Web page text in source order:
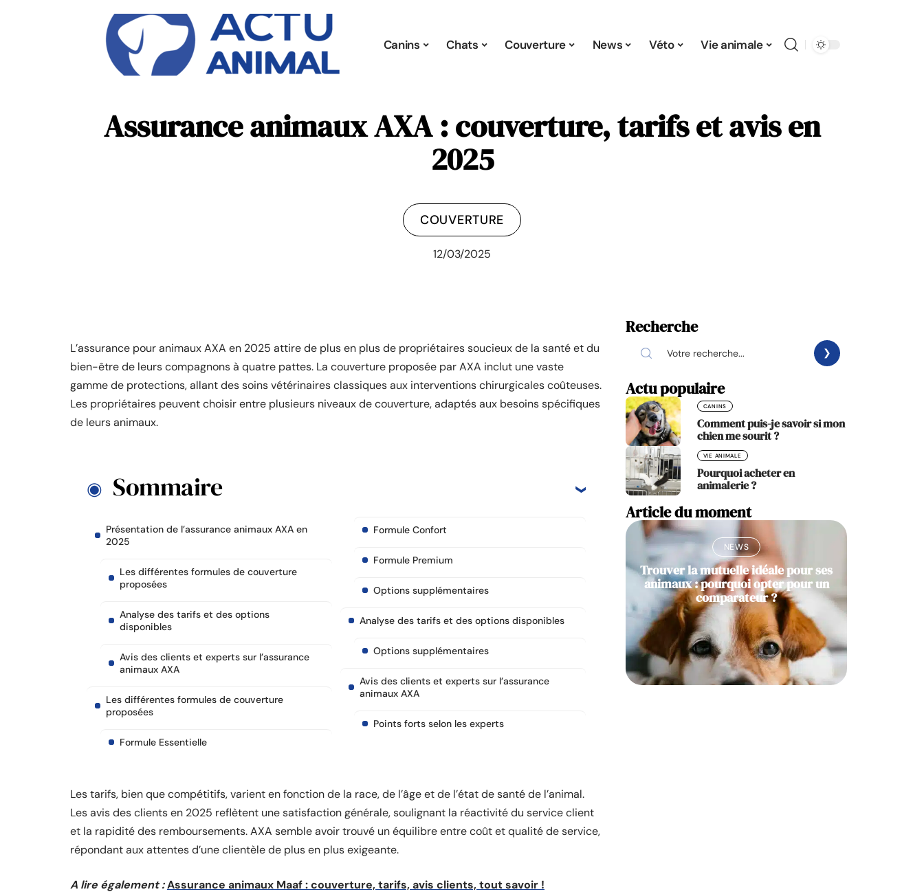
Canins Chats Couverture News Véto Vie animale
Assurance animaux AXA : couverture, tarifs et avis en
2025
COUVERTURE
12/03/2025
L’assurance pour animaux AXA en 2025 attire de plus en plus de propriétaires soucieux de la santé et du
bien-être de leurs compagnons à quatre pattes. La couverture proposée par AXA inclut une vaste
gamme de protections, allant des soins vétérinaires classiques aux interventions chirurgicales coûteuses.
Les propriétaires peuvent choisir entre plusieurs niveaux de couverture, adaptés aux besoins spécifiques
de leurs animaux.
Sommaire
Présentation de l’assurance animaux AXA en
2025
Les différentes formules de couverture
proposées
Analyse des tarifs et des options
disponibles
Avis des clients et experts sur l’assurance
animaux AXA
Les différentes formules de couverture
proposées
Formule Essentielle
Formule Confort
Formule Premium
Options supplémentaires
Analyse des tarifs et des options disponibles
Options supplémentaires
Avis des clients et experts sur l’assurance
animaux AXA
Points forts selon les experts
Les tarifs, bien que compétitifs, varient en fonction de la race, de l’âge et de l’état de santé de l’animal.
Les avis des clients en 2025 reflètent une satisfaction générale, soulignant la réactivité du service client
et la rapidité des remboursements. AXA semble avoir trouvé un équilibre entre coût et qualité de service,
répondant aux attentes d’une clientèle de plus en plus exigeante.
A lire également :Assurance animaux Maaf : couverture, tarifs, avis clients, tout savoir !
Recherche
Actu populaire
CANINS
Comment puis-je savoir si mon
chien me sourit ?
VIE ANIMALE
Pourquoi acheter en
animalerie ?
Article du moment
NEWS
Trouver la mutuelle idéale pour ses
animaux : pourquoi opter pour un
comparateur ?